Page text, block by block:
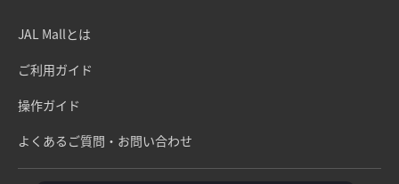
JAL Mallとは
ご利用ガイド
操作ガイド
よくあるご質問・お問い合わせ